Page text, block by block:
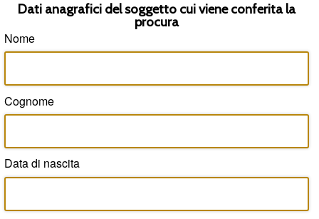
Dati anagrafici del soggetto cui viene conferita la
procura
Nome
Cognome
Data di nascita